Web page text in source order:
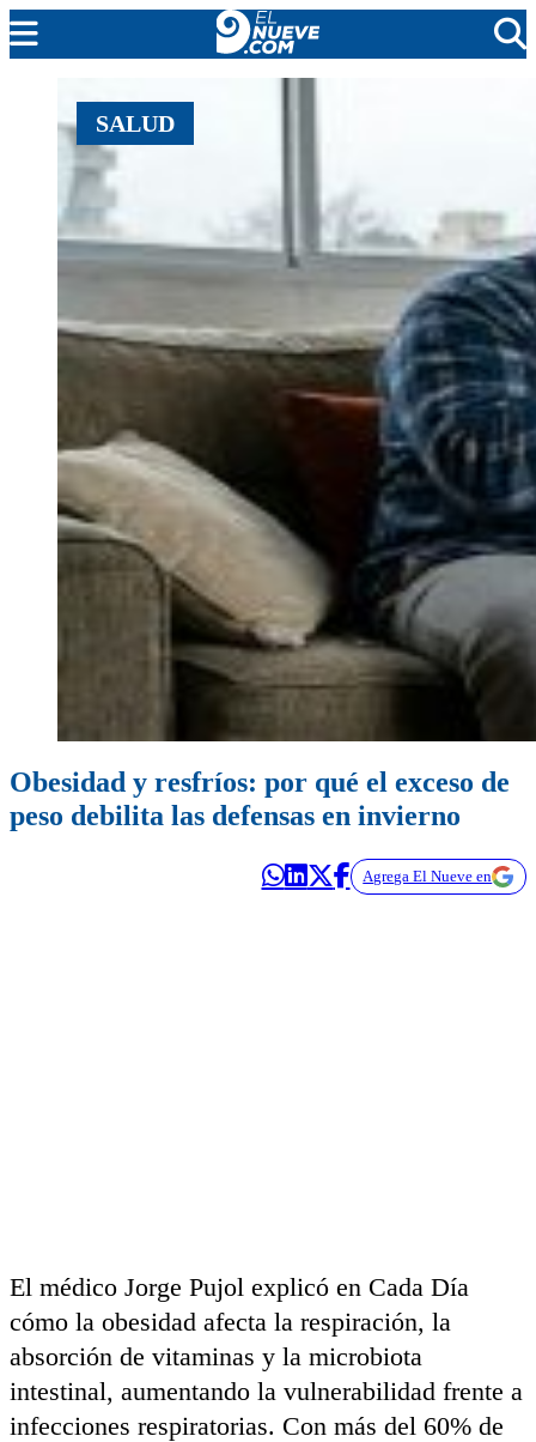
MENDOZA
CADA DÍA
ARGENTINA
NOTICIERO 9
PROTAGONISTAS
PROGRAMACIÓN
EN VIVO
SALUD
Obesidad y resfríos: por qué el exceso de
peso debilita las defensas en invierno
Agrega El Nueve en
El médico Jorge Pujol explicó en Cada Día
cómo la obesidad afecta la respiración, la
absorción de vitaminas y la microbiota
intestinal, aumentando la vulnerabilidad frente a
infecciones respiratorias. Con más del 60% de